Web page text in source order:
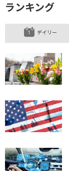
ランキング
デイリー